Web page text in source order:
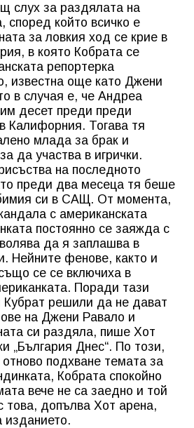
слух за раздялата на
според който всичко е
за ловкия ход се крие в
в която Кобрата се
репортерка
известна още като Джени
в случая е, че Андреа
десет преди преди
Калифорния. Тогава тя
млада за брак и
да участва в игрички.
на последното
преди два месеца тя беше
си в САЩ. От момента,
с американската
постоянно се заяжда с
да я заплашва в
Нейните фенове, както и
се се включиха в
Поради тази
Кубрат решили да не дават
на Джени Равало и
си раздяла, пише Хот
„България Днес“. По този,
подхване темата за
Кобрата спокойно
вече не са заедно и той
допълва Хот арена,
изданието.